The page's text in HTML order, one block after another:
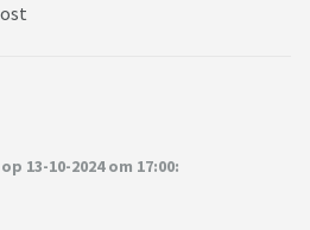
13-10-2024 om 17:00: